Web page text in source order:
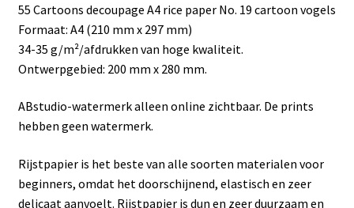
55 Cartoons decoupage A4 rice paper No. 19 cartoon vogels
Formaat: A4 (210 mm x 297 mm)
34-35 g/m²/afdrukken van hoge kwaliteit.
Ontwerpgebied: 200 mm x 280 mm.
ABstudio-watermerk alleen online zichtbaar. De prints
hebben geen watermerk.
Rijstpapier is het beste van alle soorten materialen voor
beginners, omdat het doorschijnend, elastisch en zeer
delicaat aanvoelt. Rijstpapier is dun en zeer duurzaam en